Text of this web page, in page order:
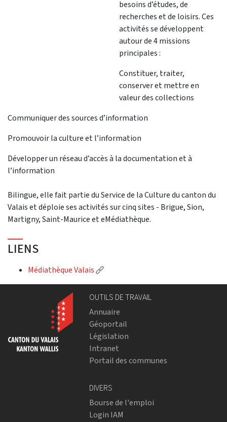
besoins d’études, de
recherches et de loisirs. Ces
activités se développent
autour de 4 missions
principales :
Constituer, traiter,
conserver et mettre en
valeur des collections
Communiquer des sources d’information
Promouvoir la culture et l’information
Développer un réseau d’accès à la documentation et à
l’information
Bilingue, elle fait partie du Service de la Culture du canton du
Valais et déploie ses activités sur cinq sites - Brigue, Sion,
Martigny, Saint-Maurice et eMédiathèque.
LIENS
Médiathèque Valais (External link)
OUTILS DE TRAVAIL
Annuaire
Géoportail
Législation
Intranet
Portail des communes
DIVERS
Bourse de l'emploi
Login IAM